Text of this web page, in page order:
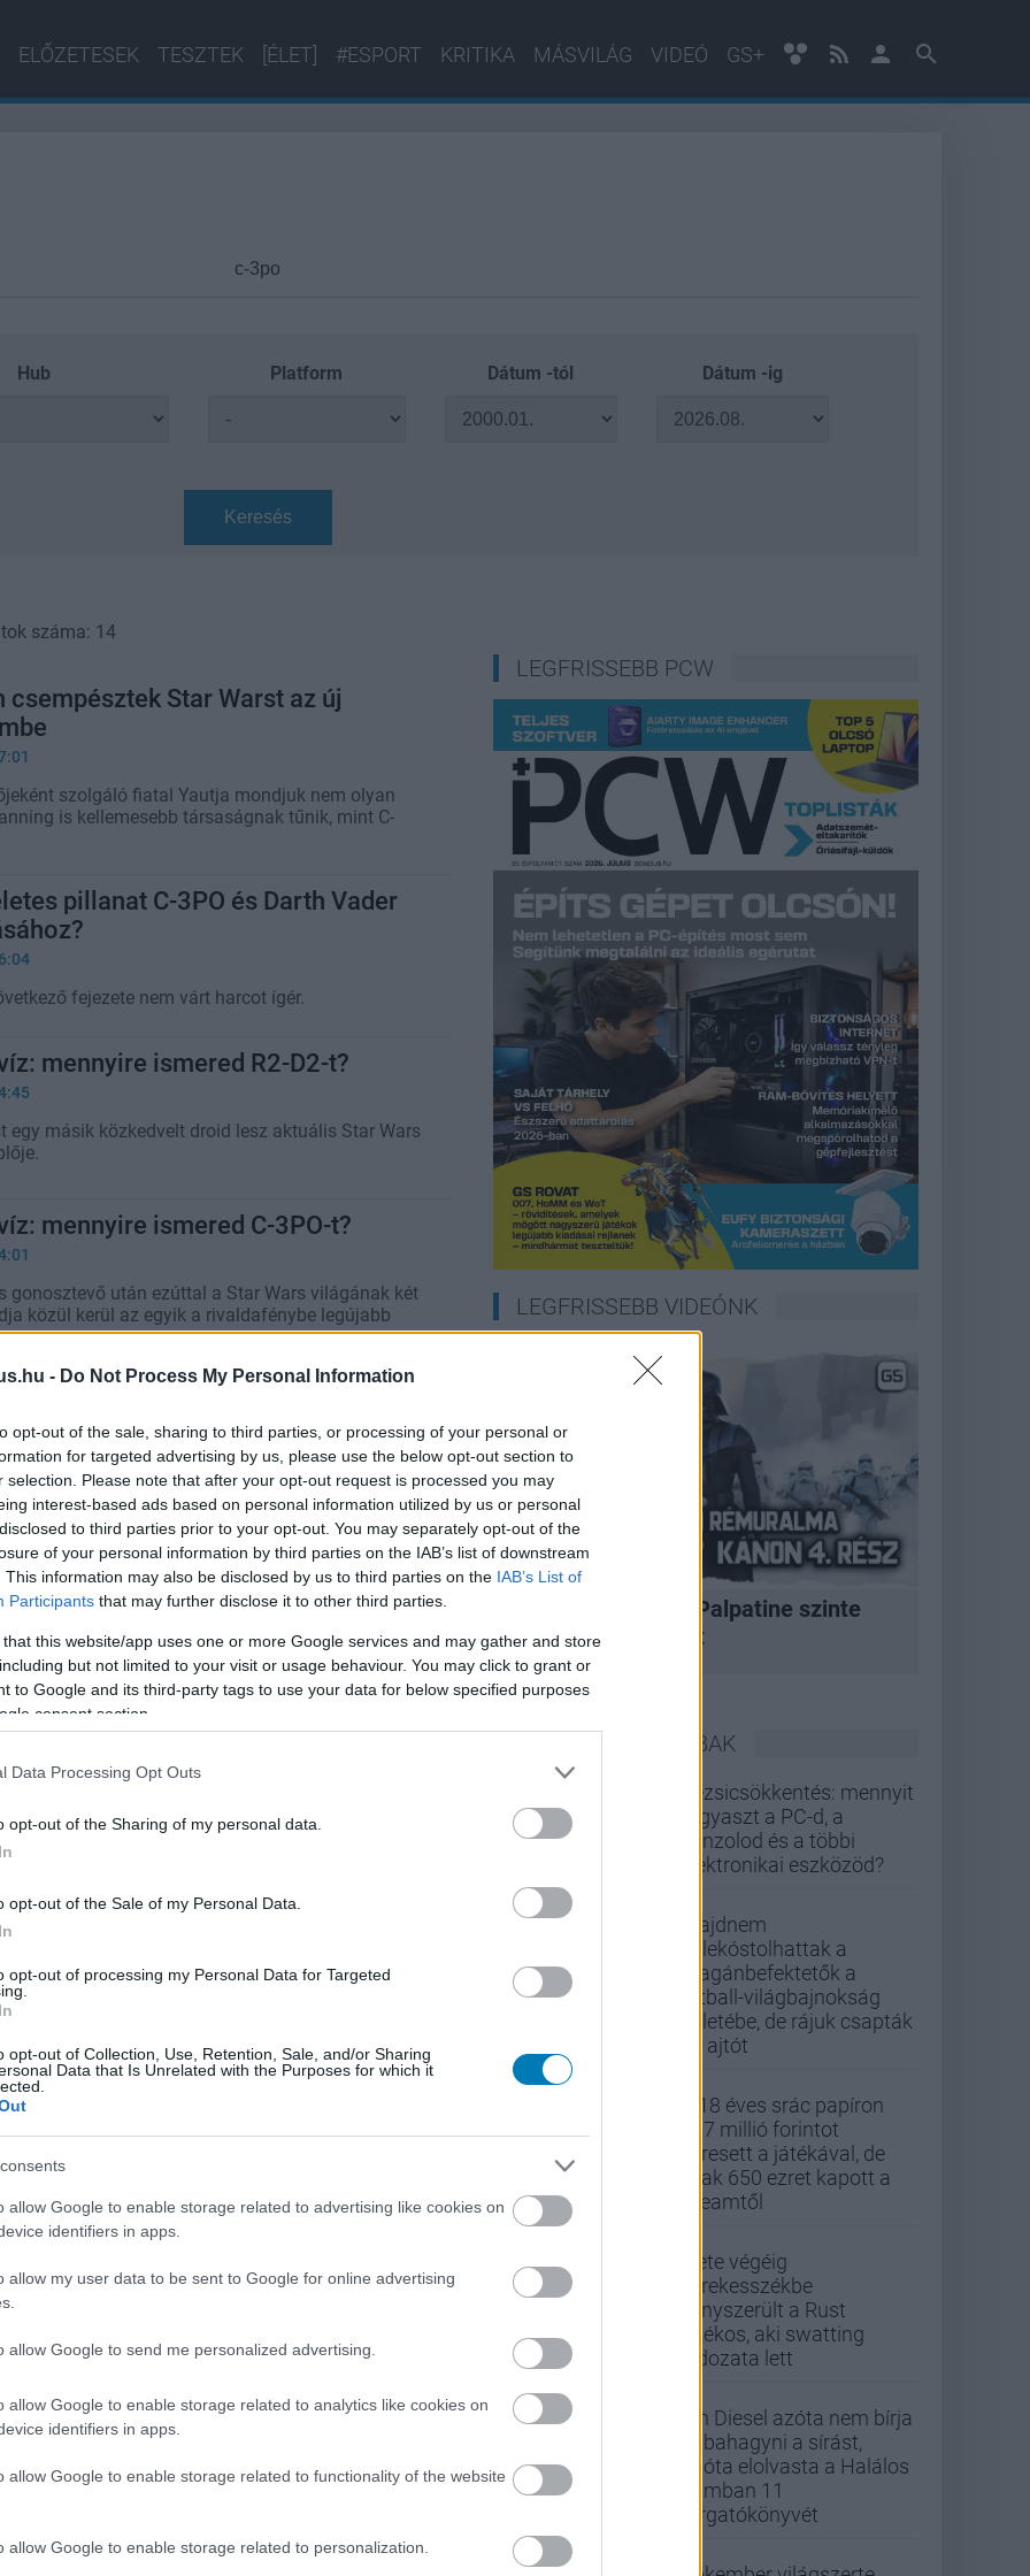
- Do Not Process My Personal Information
opt-out of the sale, sharing to third parties, or processing of your personal or
for targeted advertising by us, please use the below opt-out section to
selection. Please note that after your opt-out request is processed you may
interest-based ads based on personal information utilized by us or personal
to third parties prior to your opt-out. You may separately opt-out of the
of your personal information by third parties on the IAB’s list of downstream
This information may also be disclosed by us to third parties on the IAB’s List of
Participants that may further disclose it to other third parties.
that this website/app uses one or more Google services and may gather and store
but not limited to your visit or usage behaviour. You may click to grant or
to Google and its third-party tags to use your data for below specified purposes
consent section.
Data Processing Opt Outs
opt-out of the Sharing of my personal data.
opt-out of the Sale of my Personal Data.
opt-out of processing my Personal Data for Targeted
opt-out of Collection, Use, Retention, Sale, and/or Sharing
Data that Is Unrelated with the Purposes for which it
allow Google to enable storage related to advertising like cookies on
identifiers in apps.
allow my user data to be sent to Google for online advertising
allow Google to send me personalized advertising.
allow Google to enable storage related to analytics like cookies on
identifiers in apps.
allow Google to enable storage related to functionality of the website
allow Google to enable storage related to personalization.
ELŐZETESEK TESZTEK [ÉLET] #ESPORT KRITIKA MÁSVILÁG VIDEÓ GS+
Hub Platform Dátum -tól Dátum -ig
Keresés
száma: 14
csempésztek Star Warst az új
szolgáló fiatal Yautja mondjuk nem olyan
is kellemesebb társaságnak tűnik, mint C-
pillanat C-3PO és Darth Vader
fejezete nem várt harcot ígér.
mennyire ismered R2-D2-t?
egy másik közkedvelt droid lesz aktuális Star Wars
mennyire ismered C-3PO-t?
gonosztevő után ezúttal a Star Wars világának két
közül kerül az egyik a rivaldafénybe legújabb
szettben Rey mellett megtalálható C-3PO, egy
de még Chewbacca is.
is meglovagolja Babu Frik váratlan
összekuszáló lény a Skywalker Kora egyik
lett, a Star Wars fejesek pedig kedveskedtek egy
The Force Awakens - megjelent
első kézből megtapasztalni, hogyan szerezte C-
Phantom Limb Level Pack DLC-t pont neked
C-3PO vörös karjának teljes
a képregényt, mely elmeséli, hogyan tett szert C-
színű karra, amit a Star Wars: Az ébredő Erőben is
a Star Wars: Az ébredő Erővel kapcsolatban, C-
titkára sem a következő filmből, hanem még
- a Lucasfilm is besegít, C-
majd
alatt esedékes bemutató előtt is elhintettek
Star Wars Batlefrontról, amiből nem csak C-
LEGFRISSEBB PCW
LEGFRISSEBB VIDEÓNK
A korszak, amikor Palpatine szinte
bármit megtehetett
LEGOLVASOTTABBAK
Rezsicsökkentés: mennyit
fogyaszt a PC-d, a
konzolod és a többi
elektronikai eszközöd?
Majdnem
belekóstolhattak a
magánbefektetők a
futball-világbajnokság
üzletébe, de rájuk csapták
az ajtót
A 18 éves srác papíron
437 millió forintot
keresett a játékával, de
csak 650 ezret kapott a
Steamtől
Élete végéig
kerekesszékbe
kényszerült a Rust
játékos, aki swatting
áldozata lett
Vin Diesel azóta nem bírja
abbahagyni a sírást,
mióta elolvasta a Halálos
iramban 11
forgatókönyvét